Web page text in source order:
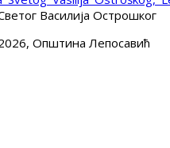
Василија Острошког
Општина Лепосавић